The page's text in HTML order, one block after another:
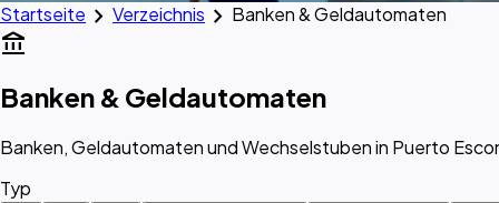
Startseite chevron_right Verzeichnis chevron_right Banken & Geldautomaten
account_balance
Banken & Geldautomaten
Banken, Geldautomaten und Wechselstuben in Puerto
Typ